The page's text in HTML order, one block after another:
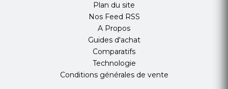
Plan du site
Nos Feed RSS
A Propos
Guides d'achat
Comparatifs
Technologie
Conditions générales de vente